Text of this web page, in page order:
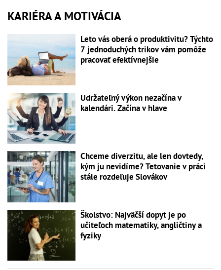
KARIÉRA A MOTIVÁCIA
Leto vás oberá o produktivitu? Týchto
7 jednoduchých trikov vám pomôže
pracovať efektívnejšie
Udržateľný výkon nezačína v
kalendári. Začína v hlave
Chceme diverzitu, ale len dovtedy,
kým ju nevidíme? Tetovanie v práci
stále rozdeľuje Slovákov
Školstvo: Najväčší dopyt je po
učiteľoch matematiky, angličtiny a
fyziky